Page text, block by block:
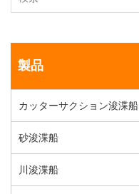
製品
カッターサクション浚渫船
砂浚渫船
川浚渫船